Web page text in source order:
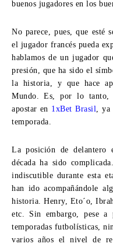
buenos jugadores en los
No parece, pues, que esté
el jugador francés pueda
hablamos de un jugador
presión, que ha sido el
la historia, y que hace
Mundo. Es, por lo tanto,
apostar en 1xBet Brasil
,
temporada.
La posición de
década ha sido
indiscutible durante esta
han ido acompañándole
historia. Henry, Eto´o,
etc. Sin embargo, pese a
temporadas futbolísticas,
varios años el nivel de